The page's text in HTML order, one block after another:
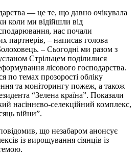
— це те, що давно очікувала
коли ми відійшли від
нас почали
партнерів, – написав голова
– Сьогодні ми разом з
Стрільцем поділилися
лісового господарства.
по темах прозорості обліку
та моніторингу пожеж, а також
“Зелена країна”. Показали
насіннєво-селекційний комплекс,
війни”.
що незабаром анонсує
із вирощування сіянців із